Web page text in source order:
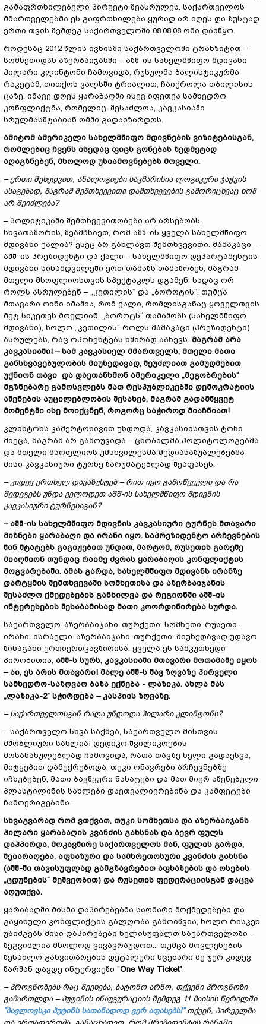
გამაფრთხილებელი პირუეტი შეასრულეს. საქართველოს
მმართველებმა ეს გაფრთხილება ყურად არ იღეს და ზუსტად
ერთი თვის შემდეგ საქართველოში 08.08.08 ომი დაიწყო.
როდესაც 2012 წლის ივნისში საქართველოში ტრანზიტით –
სომხეთიდან აზერბაიჯანში – აშშ-ის სახელმწიფო მდივანი
ჰილარი კლინტონი ჩამოვიდა, რუსულმა ბალისტიკურმა
რაკეტამ, თითქოს ვალსში ტრიალით, ჩაიქროლა თბილისის
ცაზე. იმავე დღეს ყარაბაღში ისევ იფეთქა სამხედრო
კონფლიქტმა, რომელიც, შესაძლოა, კავკასიაში
სრულმასშტაბიან ომში გადაიზარდოს.
ამიტომ ამერიკელი სახელმწიფო მდივნების ვიზიტებისგან,
რომლებიც ჩვენს ისედაც ფიცხ გონებას ზედმეტად
აღაგზნებენ, მხოლოდ უსიამოვნებებს მოველი.
–ერთი შეხედვით, ანალოგიები საკმარისია ლოგიკური ჯაჭვის
ასაგებად, მაგრამ შემთხვევითი დამთხვევების გამორიცხვაც ხომ
არ შეიძლება?
– პოლიტიკაში შემთხვევითობები არ არსებობს.
სხვათაშორის, შეამჩნიეთ, რომ აშშ-ის ყველა სახელმწიფო
მდივანი ქალია? ესეც არ გახლავთ შემთხვევითი. მამაკაცი –
აშშ-ის პრეზიდენტი და ქალი – სახელმწიფო დეპარტამენტის
მდივანი სინამდვილეში ერთ თამაშს თამაშობენ, მაგრამ
მთელი მსოფლიოსთვის სპექტაკლს დგამენ, სადაც ორ
როლს ასრულებენ – „კეთილის“ და „ბოროტის“. თუმცა
მთავარი ოინი იმაშია, რომ ქალი, რომლისგანაც ყოველთვის
მეტ სიკეთეს მოელიან, „ბოროტს“ თამაშობს (სახელმწიფო
მდივანი), ხოლო „კეთილის“ როლს მამაკაცი (პრეზიდენტი)
ასრულებს, რაც ოპონენტებს ხშირად აბნევს. მაგრამ არა
კავკასიაში! – სამ კავკასიელ მმართველს, მთელი მათი
განსხვავებულობის მიუხედავად, შეუძლიათ გამუდმებით
უქნიონ თავი და დაეთანხმონ ამერიკელი „მეგობრების“
მგზნებარე გამოსვლებს მათ რესპუბლიკებში დემოკრატიის
აშენების აუცილებლობის შესახებ, მაგრამ გადამწყვეტ
მომენტში ისე მოიქცნენ, როგორც საჭიროდ მიაჩნიათ!
კლინტონს კამერტონივით უნდოდა, კავკასიისთვის ტონი
მიეცა, მაგრამ არ გამოუვიდა – ცნობილმა პოლიტოლოგებმა
და მთელი მსოფლიოს უმსხვილესმა მედიასაშუალებებმა
მისი კავკასიური ტურნე წარუმატებლად შეაფასეს.
– კიდევ ერთხელ დავაზუსტებ – რით იყო გამოწვეული და რა
შედეგებს უნდა ველოდეთ აშშ-ის სახელმწიფო მდივნის
კავკასიური ტურნესაგან?
– აშშ-ის სახელმწიფო მდივნის კავკასიური ტურნეს მთავარი
მიზნები ყარაბაღი და ირანი იყო. საპრეზიდენტო არჩევნების
წინ შტატებს გაგიჟებით უნდათ, მარტომ, რუსეთის გარეშე
მიაღწიონ თუნდაც რაიმე ძვრას ყარაბაღის კონფლიქტის
მოგვარებაში. ამას გარდა, სახელმწიფო მდივანს ირანზე
დარტყმის შემთხვევაში სომხეთისა და აზერბაიჯანის
შესაძლო ქმედებების განხილვა და რეგიონში აშშ-ის
ინტერესების შესაბამისად მათი კოორდინირება სურდა.
საქართველო-აზერბაიჯანი-თურქეთი; სომხეთი-რუსეთი-
ირანი; ისრაელი-აზერბაიჯანი-თურქეთი: მიუხედავად უდავო
შინაგანი ურთიერთკავშირისა, ყველა ეს სამკუთხედი
პირობითია, აშშ-ს სურს, კავკასიაში მთავარი მოთამაშე იყოს
– აი, ეს არის მთავარი! მალე აშშ-ს შავ ზღვაზე პირველი
სამხედრო-საზღვაო ბაზა ექნება - ლაზიკა. ახლა მას
„ლაზიკა-2” სჭირდება – კასპიის ზღვაზე.
– საქართველოსგან რაღა უნდოდა ჰილარი კლინტონს?
– საქართველო სხვა საქმეა, საქართველო მისთვის
მშობლიური სახლია! დედიკო შვილიკოების
მოსანახულებლად ჩამოვიდა, რათა თავზე ხელი გადაესვა,
მიტყეპით დამუქრებოდა, თუკი ონავრები არჩევნებზე
იჩხუბებენ, მათი ბავშვური ნახატები და მათ მიერ აშენებული
პლასტილინის სახლები დაეთვალიერებინა და კამფეტები
ჩამოერიგებინა...
სხვაგვარად რომ ვთქვათ, თუკი სომხეთსა და აზერბაიჯანს
ჰილარი ყარაბაღის კვანძის გახსნას და ბევრ ფულს
დაჰპირდა, მოკავშირე საქართველოს მან, ფულის გარდა,
შეიარაღება, აფხაზური და სამხრეთოსური კვანძის გახსნა
(აშშ-ში თავისუფლად გამგზავრებით აფხაზების და ოსების
„ცდუნების“ მეშვეობით) და რუსეთის ფედერაციისგან დაცვა
აღუთქვა.
ყარაბაღში მისმა დაპირებებმა საომარი მოქმედებები და
გაყინული კონფლიქტის გალღობა გამოიწვია, ხოლო რისკენ
უბიძგებს მისი დაპირებები ხელისუფალთ საქართველოში –
შეგვიძლია მხოლოდ ვივავრაუდოთ... თუმცა მოვლენების
შესაძლო განვითარების დეტალური სცენარი მე ჯერ კიდევ
შარშან დავდე ინტერვიუში ”One Way Ticket”.
– პროგნოზებს რაც შეეხება, ბატონო არნო, თქვენი პროგნოზი
გამართლდა – პუტინის ინაუგურაციის შემდეგ 11 მაისის წერილში
”პავლოვსკი პუტინს სათანადოდ ვერ აფასებს!”თქვენ, პირველმა